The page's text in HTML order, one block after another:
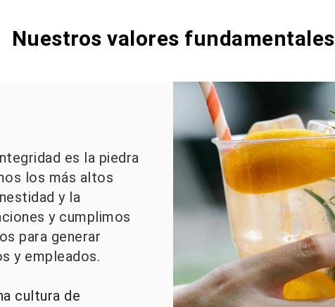
Nuestros valores fundamentales
es la piedra
los más altos
y la
y cumplimos
para generar
y empleados.
cultura de